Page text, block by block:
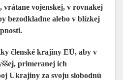
vrátane vojenskej, v rovnakej
bezodkladne alebo v blízkej
členské krajiny EÚ, aby v
primeranej ich
Ukrajiny za svoju slobodnú